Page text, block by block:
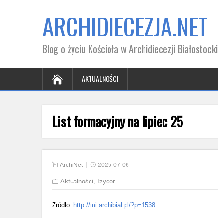
ARCHIDIECEZJA.NET
Blog o życiu Kościoła w Archidiecezji
AKTUALNOŚCI
List formacyjny na lipiec 25
ArchiNet 2025-07-06
Aktualności, Izydor
Źródło: http://mi.archibial.pl/?p=1538